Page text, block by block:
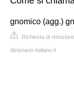
gnomico (agg.)
Richiesta di
dizionario-italiano.it